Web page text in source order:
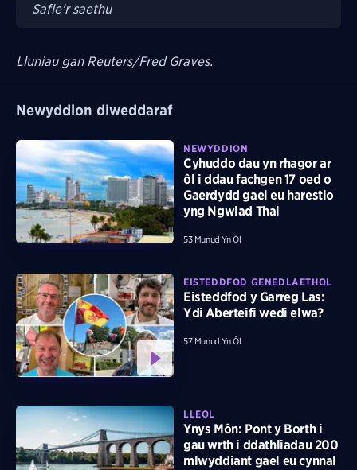
Safle'r saethu
Lluniau gan Reuters/Fred Graves.
Newyddion diweddaraf
NEWYDDION
Cyhuddo dau yn rhagor ar
ôl i ddau fachgen 17 oed o
Gaerdydd gael eu harestio
yng Ngwlad Thai
53 Munud Yn Ôl
EISTEDDFOD GENEDLAETHOL
Eisteddfod y Garreg Las:
Ydi Aberteifi wedi elwa?
57 Munud Yn Ôl
LLEOL
Ynys Môn: Pont y Borth i
gau wrth i ddathliadau 200
mlwyddiant gael eu cynnal